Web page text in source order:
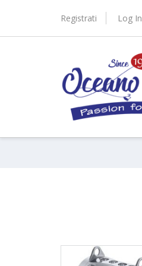
Registrati Log In